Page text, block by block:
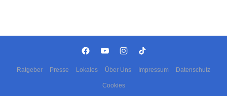
Ratgeber Presse Lokales Über Uns Impressum Datenschutz
Cookies